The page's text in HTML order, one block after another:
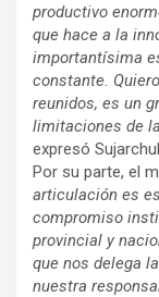
productivo
que hace a la
importantísima
constante.
reunidos, es un
limitaciones de
expresó
Por su parte, el
articulación es
compromiso
provincial y
que nos delega
nuestra